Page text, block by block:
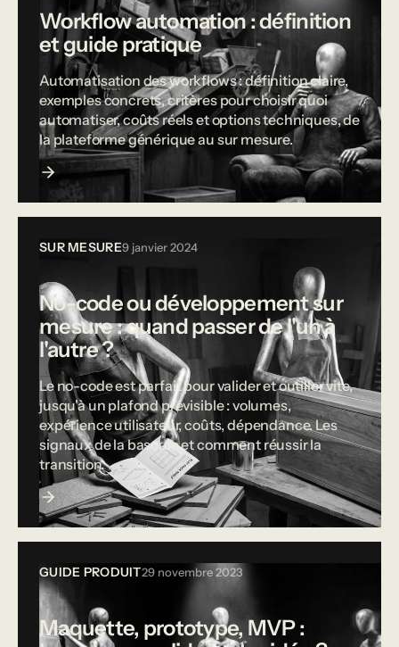
Workflow automation : définition
et guide pratique
Automatisation des workflows : définition claire,
exemples concrets, critères pour choisir quoi
automatiser, coûts réels et options techniques, de
la plateforme générique au sur mesure.
SUR MESURE9 janvier 2024
No-code ou développement sur
mesure : quand passer de l'un à
l'autre ?
Le no-code est parfait pour valider et outiller vite,
jusqu'à un plafond prévisible : volumes,
expérience utilisateur, coûts, dépendance. Les
signaux de la bascule et comment réussir la
transition.
GUIDE PRODUIT29 novembre 2023
Maquette, prototype, MVP :